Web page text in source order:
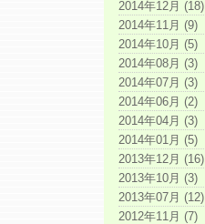
2014年12月 (18)
2014年11月 (9)
2014年10月 (5)
2014年08月 (3)
2014年07月 (3)
2014年06月 (2)
2014年04月 (3)
2014年01月 (5)
2013年12月 (16)
2013年10月 (3)
2013年07月 (12)
2012年11月 (7)